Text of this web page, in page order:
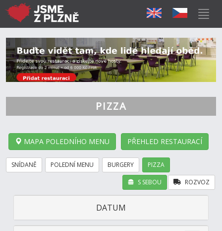
PIZZA
MAPA POLEDNÍHO MENU PŘEHLED RESTAURACÍ
SNÍDANĚ POLEDNÍ MENU BURGERY PIZZA
ROZVOZ
S SEBOU
DATUM